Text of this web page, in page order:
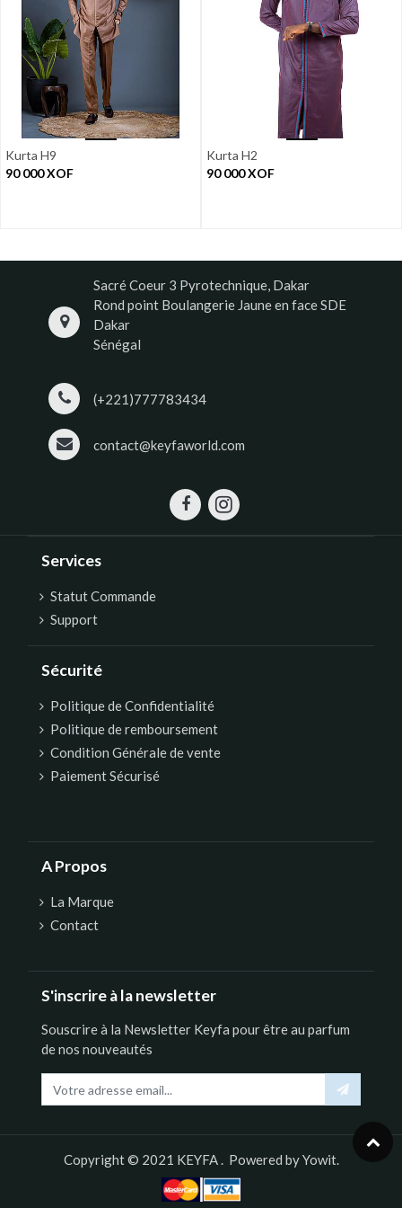
Kurta H9
90 000XOF
Kurta H2
90 000XOF
Sacré Coeur 3 Pyrotechnique, Dakar
Rond point Boulangerie Jaune en face SDE
Dakar
Sénégal
(+221)777783434
contact@keyfaworld.com
Services
Statut Commande
Support
Sécurité
Politique de Confidentialité
Politique de remboursement
Condition Générale de vente
Paiement Sécurisé
A Propos
La Marque
Contact
S'inscrire à la newsletter
Souscrire à la Newsletter Keyfa pour être au parfum
de nos nouveautés
Copyright © 2021 KEYFA. Powered byYowit.